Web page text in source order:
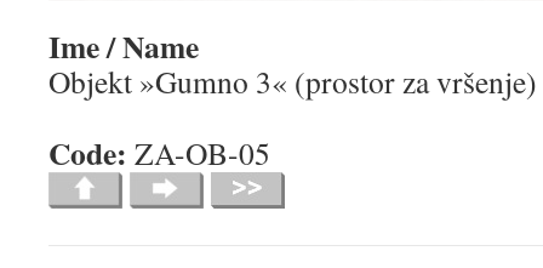
Ime / Name
Objekt »Gumno 3« (prostor za
Code: ZA-OB-05